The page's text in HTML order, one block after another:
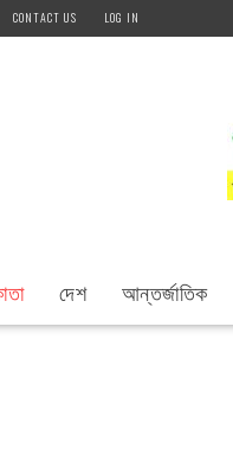
CONTACT US LOG IN
দেশ আন্তর্জাতিক